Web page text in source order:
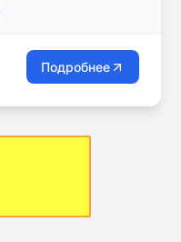
Подробнее